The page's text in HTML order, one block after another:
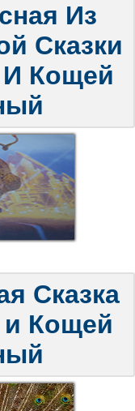
Из
Сказки
Кощей
Сказка
Кощей